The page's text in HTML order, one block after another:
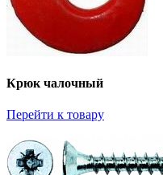
Крюк чалочный
Перейти к товару